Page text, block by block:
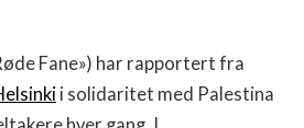
Fane») har rapportert fra
i solidaritet med Palestina